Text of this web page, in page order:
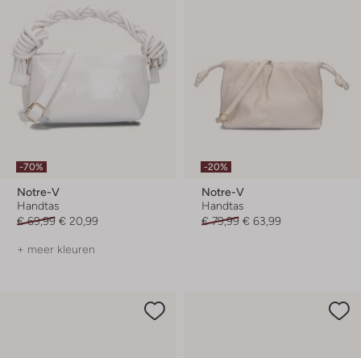
-70%
Notre-V
Handtas
€ 69,99 € 20,99
+ meer kleuren
-20%
Notre-V
Handtas
€ 79,99 € 63,99